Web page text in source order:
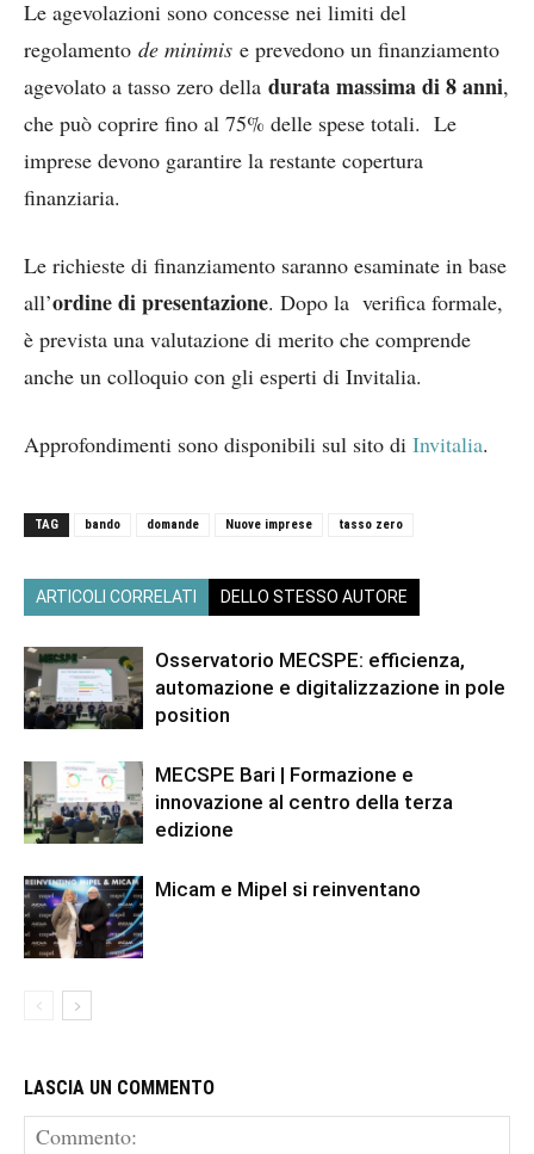
Le agevolazioni sono concesse nei limiti del
regolamento de minimis e prevedono un finanziamento
agevolato a tasso zero della durata massima di 8 anni,
che può coprire fino al 75% delle spese totali. Le
imprese devono garantire la restante copertura
finanziaria.
Le richieste di finanziamento saranno esaminate in base
all’ordine di presentazione. Dopo la verifica formale,
è prevista una valutazione di merito che comprende
anche un colloquio con gli esperti di Invitalia.
Approfondimenti sono disponibili sul sito di Invitalia.
TAG bando domande Nuove imprese tasso zero
ARTICOLI CORRELATI DELLO STESSO AUTORE
Osservatorio MECSPE: efficienza,
automazione e digitalizzazione in pole
position
MECSPE Bari | Formazione e
innovazione al centro della terza
edizione
Micam e Mipel si reinventano
LASCIA UN COMMENTO